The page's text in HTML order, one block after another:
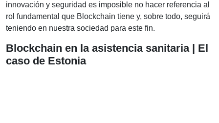
innovación y seguridad es imposible no hacer referencia al
rol fundamental que Blockchain tiene y, sobre todo, seguirá
teniendo en nuestra sociedad para este fin.
Blockchain en la asistencia sanitaria | El
caso de Estonia